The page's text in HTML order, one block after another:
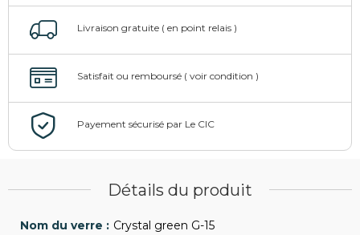
Détails du produit
Crystal green G-15